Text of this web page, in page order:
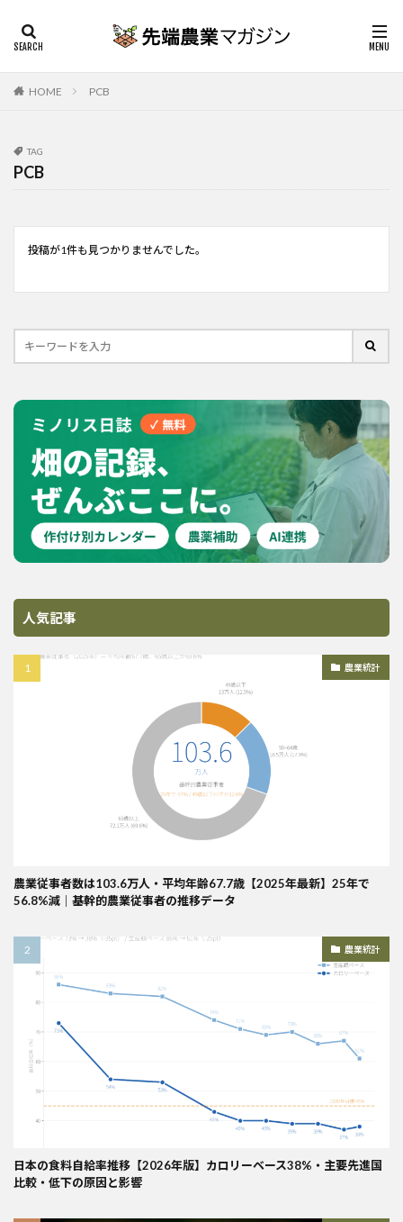
HOME PCB
TAG
PCB
投稿が1件も見つかりませんでした。
人気記事
農業統計
農業従事者数は103.6万人・平均年齢67.7歳【2025年最新】25年で
56.8%減｜基幹的農業従事者の推移データ
農業統計
日本の食料自給率推移【2026年版】カロリーベース38%・主要先進国
比較・低下の原因と影響